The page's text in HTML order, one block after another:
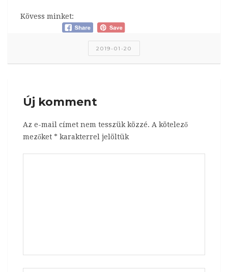
Kövess minket:
2019-01-20
Új komment
Az e-mail címet nem tesszük közzé. A kötelező
mezőket * karakterrel jelöltük